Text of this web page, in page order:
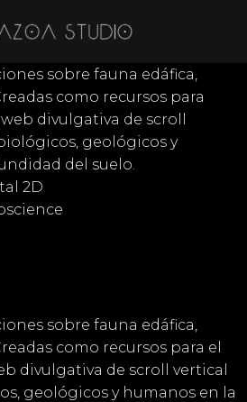
sobre fauna edáfica,
como recursos para el
divulgativa de scroll vertical
geológicos y humanos en la
sobre fauna edáfica,
como recursos para
divulgativa de scroll
geológicos y
del suelo.
2D